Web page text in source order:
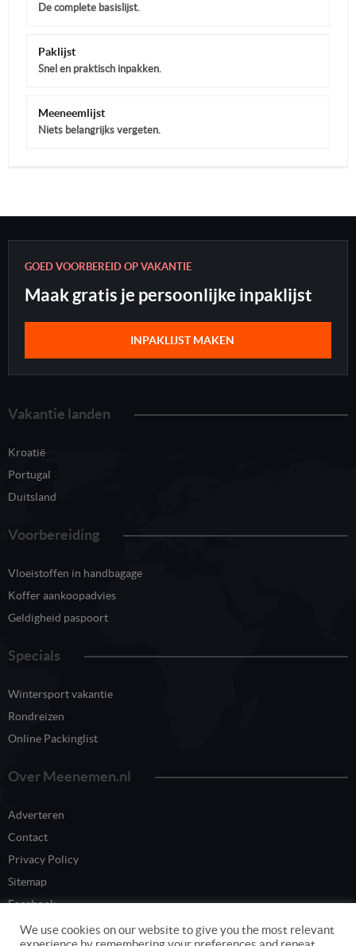
De complete basislijst.
Paklijst
Snel en praktisch inpakken.
Meeneemlijst
Niets belangrijks vergeten.
GOED VOORBEREID OP VAKANTIE
Maak gratis je persoonlijke inpaklijst
INPAKLIJST MAKEN
Vakantie landen
Kroatië
Portugal
Duitsland
Voorbereiding
Vloeistoffen in handbagage
Koffer aankoopadvies
Geldigheid paspoort
Specials
Wintersport vakantie
Rondreizen
Online Packinglist
Over Meenemen.nl
Adverteren
Contact
Privacy Policy
Sitemap
Facebook
Twitter
We use cookies on our website to give you the most relevant